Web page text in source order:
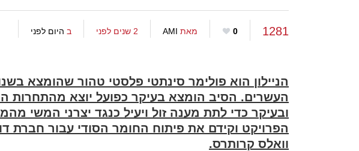
1281
0 מאת AMI 2 שנים לפני ב היום לפני
הניילון הוא פולימר סינתטי פלסטי טהור שהומצא
העשרים. הסיב הומצא בעיקר כפועל יוצא מהתחרות
ובעיקר כדי לתת מענה זול ויעיל כנגד יצרני המשי
הפרויקט וקידם את פיתוח החומר הסודי עבור חברת
וואלס קרותרס.